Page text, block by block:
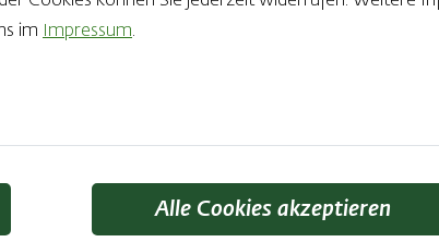
im Impressum.
Alle Cookies akzeptieren